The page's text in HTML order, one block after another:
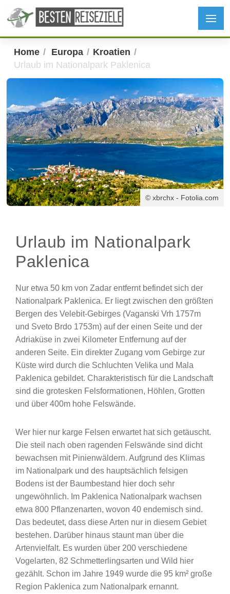
Home Europa
Kroatien
Urlaub im Nationalpark Paklenica
© xbrchx - Fotolia.com
Urlaub im Nationalpark
Paklenica
Nur etwa 50 km von Zadar entfernt befindet sich der
Nationalpark Paklenica. Er liegt zwischen den größten
Bergen des Velebit-Gebirges (Vaganski Vrh 1757m
und Sveto Brdo 1753m) auf der einen Seite und der
Adriaküse in zwei Kilometer Entfernung auf der
anderen Seite. Ein direkter Zugang vom Gebirge zur
Küste wird durch die Schluchten Velika und Mala
Paklenica gebildet. Charakteristisch für die Landschaft
sind die grotesken Felsformationen, Höhlen, Grotten
und über 400m hohe Felswände.
Wer hier nur karge Felsen erwartet hat sich getäuscht.
Die steil nach oben ragenden Felswände sind dicht
bewachsen mit Pinienwäldern. Aufgrund des Klimas
im Nationalpark und des hauptsächlich felsigen
Bodens ist der Baumbestand hier doch sehr
ungewöhnlich. Im Paklenica Nationalpark wachsen
etwa 800 Pflanzenarten, wovon 40 endemisch sind.
Das bedeutet, dass diese Arten nur in diesem Gebiet
bestehen. Darüber hinaus staunt man über die
Artenvielfalt. Es wurden über 200 verschiedene
Vogelarten, 82 Schmetterlingsarten und Wild hier
gezählt. Schon im Jahre 1949 wurde die 95 km² große
Region Paklenica zum Nationalpark ernannt.